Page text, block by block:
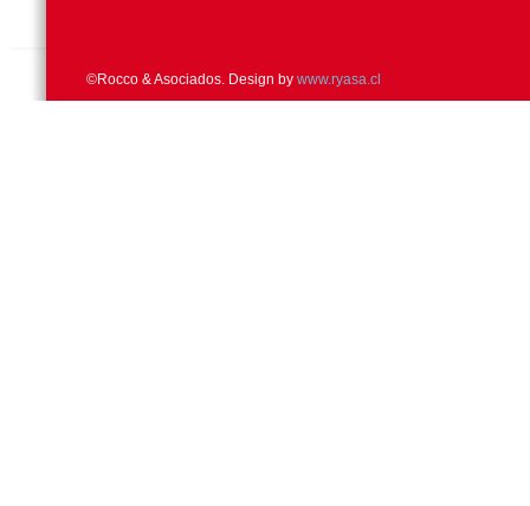
©Rocco & Asociados. Design by www.ryasa.cl